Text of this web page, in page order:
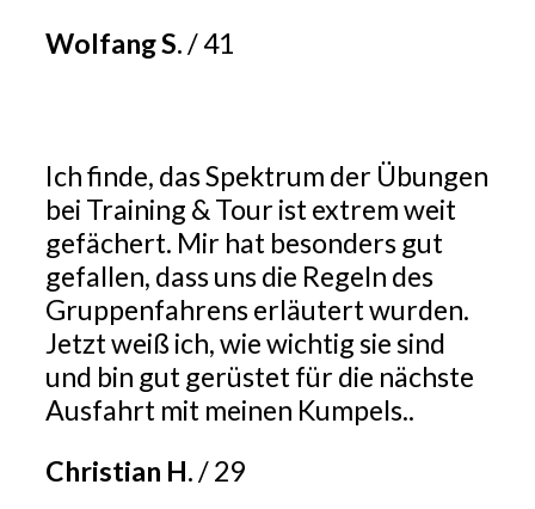
Wolfang S./41
Ich finde, das Spektrum der Übungen
bei Training & Tour ist extrem weit
gefächert. Mir hat besonders gut
gefallen, dass uns die Regeln des
Gruppenfahrens erläutert wurden.
Jetzt weiß ich, wie wichtig sie sind
und bin gut gerüstet für die nächste
Ausfahrt mit meinen Kumpels..
Christian H./29